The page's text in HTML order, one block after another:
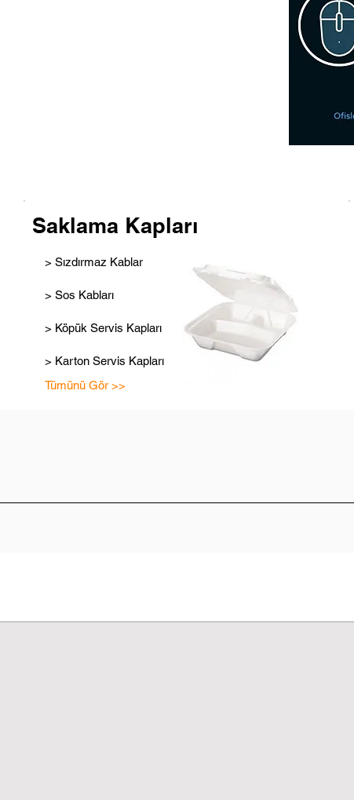
Saklama Kapları
> Sızdırmaz Kablar
> Sos Kabları
> Köpük Servis Kapları
> Karton Servis Kapları
Tümünü Gör >>